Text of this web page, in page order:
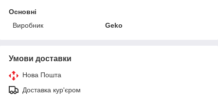
Основні
Виробник
Geko
Умови доставки
Нова Пошта
Доставка кур'єром